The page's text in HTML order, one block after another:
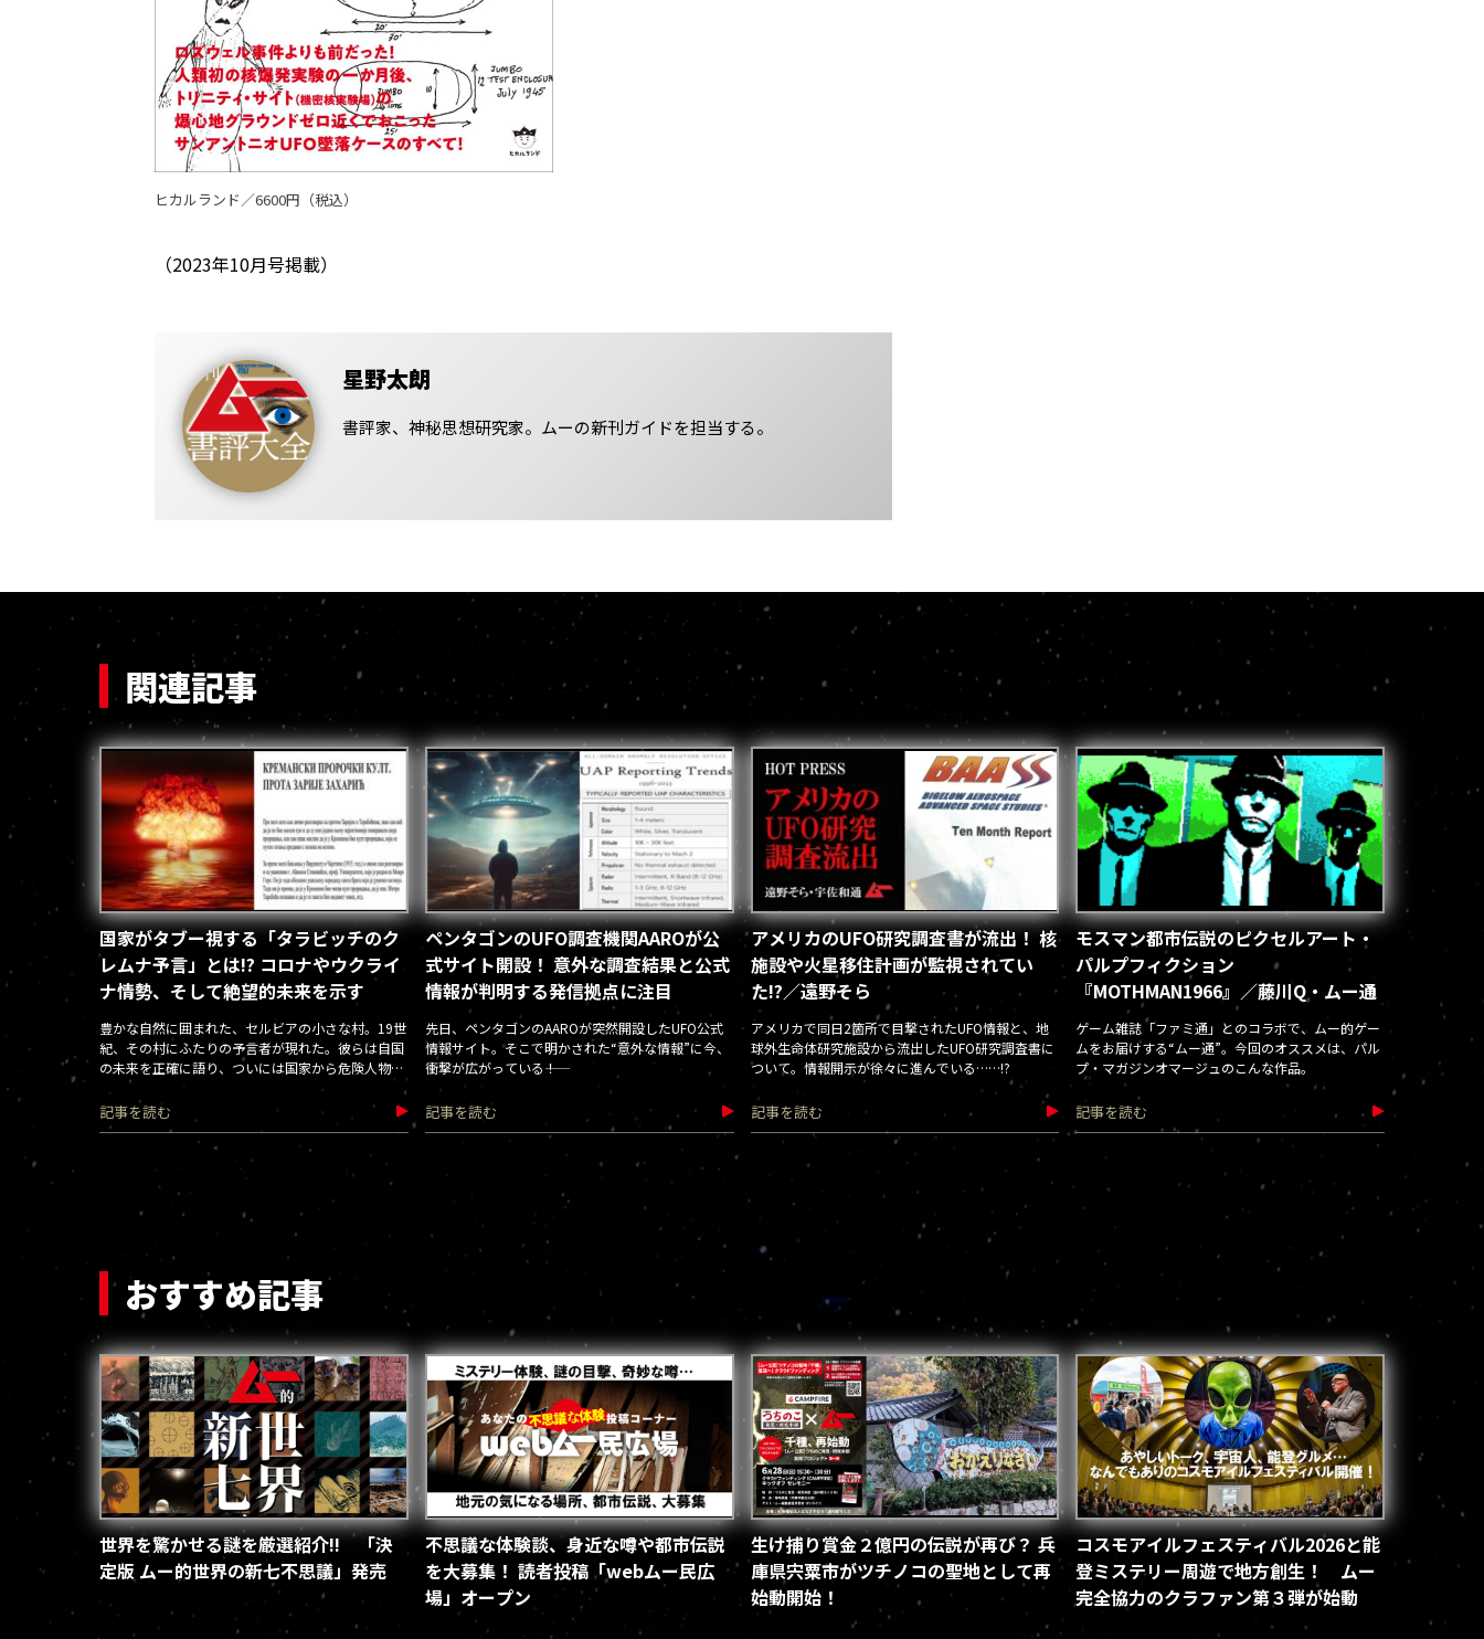
ヒカルランド／6600円（税込）
（2023年10月号掲載）
星野太朗
書評家、神秘思想研究家。ムーの新刊ガイドを担当する。
関連記事
国家がタブー視する「タラビッチのク
レムナ予言」とは!? コロナやウクライ
ナ情勢、そして絶望的未来を示す
豊かな自然に囲まれた、セルビアの小さな村。19世
紀、その村にふたりの予言者が現れた。彼らは自国
の未来を正確に語り、ついには国家から危険人物視
される。その彼らが残した予言に、現代社会を的確
にいい表したも
記事を読む
ペンタゴンのUFO調査機関AAROが公
式サイト開設！ 意外な調査結果と公式
情報が判明する発信拠点に注目
先日、ペンタゴンのAAROが突然開設したUFO公式
情報サイト。そこで明かされた“意外な情報”に今、
衝撃が広がっている――！
記事を読む
アメリカのUFO研究調査書が流出！ 核
施設や火星移住計画が監視されてい
た!?／遠野そら
アメリカで同日2箇所で目撃されたUFO情報と、地
球外生命体研究施設から流出したUFO研究調査書に
ついて。情報開示が徐々に進んでいる……!?
記事を読む
モスマン都市伝説のピクセルアート・
パルプフィクション
『MOTHMAN1966』／藤川Q・ムー通
ゲーム雑誌「ファミ通」とのコラボで、ムー的ゲー
ムをお届けする“ムー通”。今回のオススメは、パル
プ・マガジンオマージュのこんな作品。
記事を読む
おすすめ記事
世界を驚かせる謎を厳選紹介!! 「決
定版 ムー的世界の新七不思議」発売
不思議な体験談、身近な噂や都市伝説
を大募集！ 読者投稿「webムー民広
場」オープン
生け捕り賞金２億円の伝説が再び？ 兵
庫県宍粟市がツチノコの聖地として再
始動開始！
コスモアイルフェスティバル2026と能
登ミステリー周遊で地方創生！ ムー
完全協力のクラファン第３弾が始動